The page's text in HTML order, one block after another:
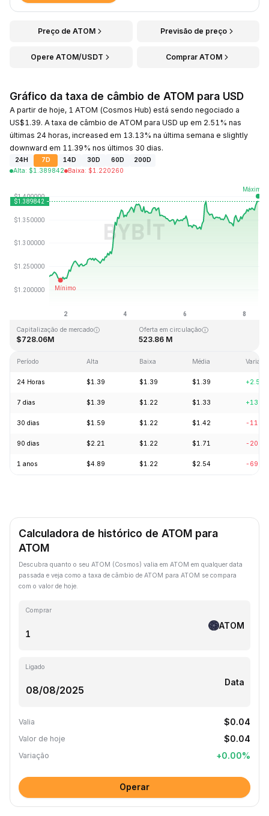
Preço de ATOM Previsão de preço
Opere ATOM/USDT Comprar ATOM
Gráfico da taxa de câmbio de ATOM para USD
A partir de hoje, 1 ATOM (Cosmos Hub) está sendo negociado a
US$1.39. A taxa de câmbio de ATOM para USD up em 2.51% nas
últimas 24 horas, increased em 13.13% na última semana e slightly
downward em 11.39% nos últimos 30 dias.
24H 7D 14D 30D 60D
200D
Alta: $1.389842 Baixa: $1.220260
Última atualização: 2026-08-08, 10:09 GMT+0
Capitalização de mercado
$728.06M
Oferta em circulação
523.86 M
Período Alta Baixa Média
24 Horas $1.39 $1.39 $1.39
7 dias $1.39 $1.22 $1.33
30 dias $1.59 $1.22 $1.42 -
90 dias $2.21 $1.22 $1.71 -
1 anos $4.89 $1.22 $2.54 -
Calculadora de histórico de ATOM para
ATOM
Descubra quanto o seu ATOM (Cosmos) valia em ATOM em qualquer data
passada e veja como a taxa de câmbio de ATOM para ATOM se compara
com o valor de hoje.
Comprar
ATOM
Ligado
Data
Valia $0.04
Valor de hoje $0.04
Variação +0.00%
Operar